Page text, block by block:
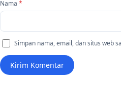
Nama *
Simpan nama, email, dan situs web